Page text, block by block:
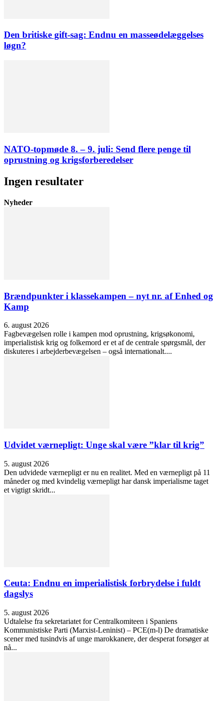
Den britiske gift-sag: Endnu en masseødelæggelses
løgn?
NATO-topmøde 8. – 9. juli: Send flere penge til
oprustning og krigsforberedelser
Ingen resultater
Nyheder
Brændpunkter i klassekampen – nyt nr. af Enhed og
Kamp
6. august 2026
Fagbevægelsen rolle i kampen mod oprustning, krigsøkonomi,
imperialistisk krig og folkemord er et af de centrale spørgsmål, der
diskuteres i arbejderbevægelsen – også internationalt....
Udvidet værnepligt: Unge skal være ”klar til krig”
5. august 2026
Den udvidede værnepligt er nu en realitet. Med en værnepligt på 11
måneder og med kvindelig værnepligt har dansk imperialisme taget
et vigtigt skridt...
Ceuta: Endnu en imperialistisk forbrydelse i fuldt
dagslys
5. august 2026
Udtalelse fra sekretariatet for Centralkomiteen i Spaniens
Kommunistiske Parti (Marxist-Leninist) – PCE(m-l) De dramatiske
scener med tusindvis af unge marokkanere, der desperat forsøger at
nå...